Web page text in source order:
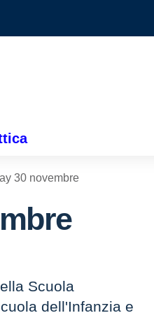
30 novembre
Scuola
dell'Infanzia e